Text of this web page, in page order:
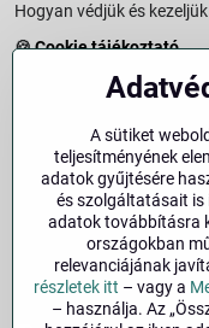
Hogyan védjük és
🍪Cookie tájékoztató
A weboldalon használt
Vásárlástól való elállás
Elállás a szerződéstől
Impresszum
Üzemeltetői adatok és
🔐Biztonság
A sütiket
teljesítményének
adatok gyűjtésére
és szolgáltatásait is
adatok továbbításra
országokban
relevanciájának
részletek itt – vagy a
– használja. Az